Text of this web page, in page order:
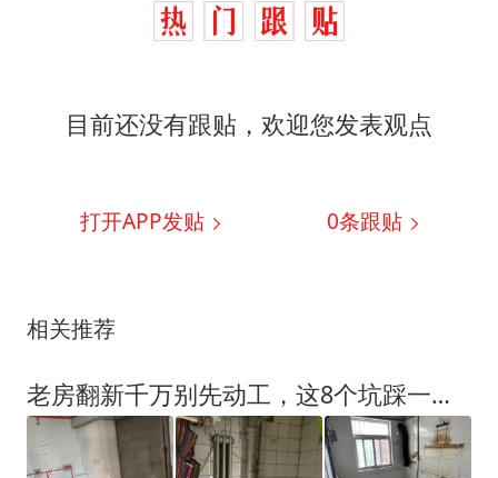
目前还没有跟贴，欢迎您发表观点
打开APP发贴 0条跟贴
相关推荐
老房翻新千万别先动工，这8个坑踩一个后悔十年